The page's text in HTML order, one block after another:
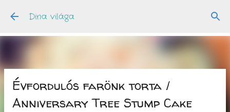
Dina világa
Évfordulós farönk torta /
Anniversary Tree Stump Cake